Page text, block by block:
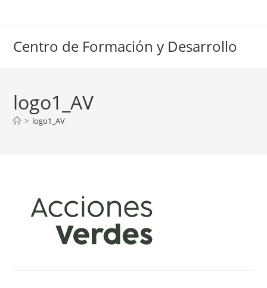
Centro de Formación y Desarrollo
logo1_AV
> logo1_AV